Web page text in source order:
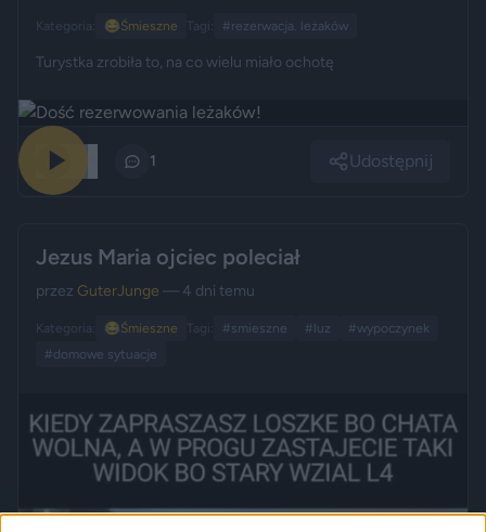
Kategoria: 😂Śmieszne Tagi: #rezerwacja. leżaków
Turystka zrobiła to, na co wielu miało ochotę
1 Udostępnij
Jezus Maria ojciec poleciał
przez GuterJunge — 4 dni temu
Kategoria: 😂Śmieszne Tagi: #smieszne #luz
#wypoczynek
#domowe sytuacje